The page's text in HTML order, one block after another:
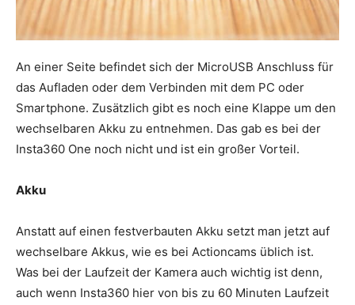
An einer Seite befindet sich der MicroUSB Anschluss für
das Aufladen oder dem Verbinden mit dem PC oder
Smartphone. Zusätzlich gibt es noch eine Klappe um den
wechselbaren Akku zu entnehmen. Das gab es bei der
Insta360 One noch nicht und ist ein großer Vorteil.
Akku
Anstatt auf einen festverbauten Akku setzt man jetzt auf
wechselbare Akkus, wie es bei Actioncams üblich ist.
Was bei der Laufzeit der Kamera auch wichtig ist denn,
auch wenn Insta360 hier von bis zu 60 Minuten Laufzeit